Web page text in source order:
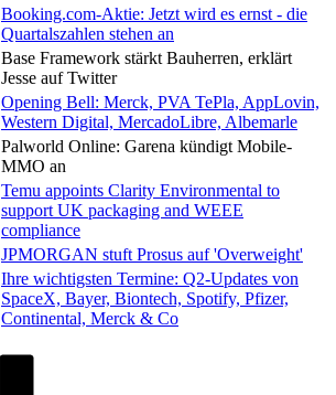
Booking.com-Aktie: Jetzt wird es ernst - die
Quartalszahlen stehen an
Base Framework stärkt Bauherren, erklärt
Jesse auf Twitter
Opening Bell: Merck, PVA TePla, AppLovin,
Western Digital, MercadoLibre, Albemarle
Palworld Online: Garena kündigt Mobile-
MMO an
Temu appoints Clarity Environmental to
support UK packaging and WEEE
compliance
JPMORGAN stuft Prosus auf 'Overweight'
Ihre wichtigsten Termine: Q2-Updates von
SpaceX, Bayer, Biontech, Spotify, Pfizer,
Continental, Merck & Co